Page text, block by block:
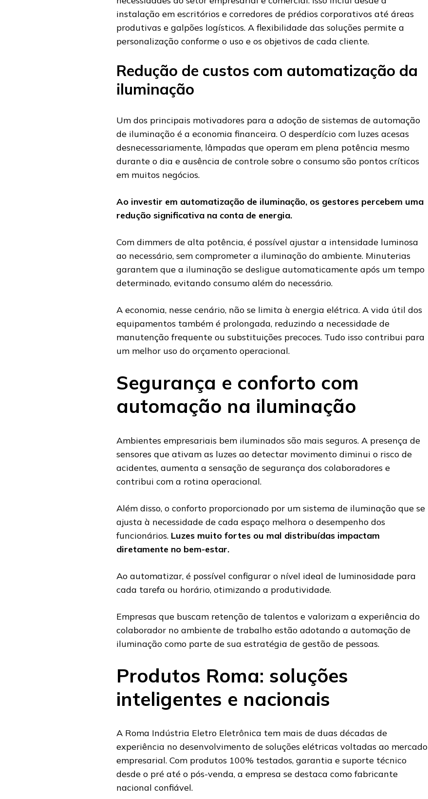
instalação em escritórios e corredores de prédios corporativos até áreas
produtivas e galpões logísticos. A flexibilidade das soluções permite a
personalização conforme o uso e os objetivos de cada cliente.
Redução de custos com automatização da
iluminação
Um dos principais motivadores para a adoção de sistemas de automação
de iluminação é a economia financeira. O desperdício com luzes acesas
desnecessariamente, lâmpadas que operam em plena potência mesmo
durante o dia e ausência de controle sobre o consumo são pontos críticos
em muitos negócios.
Ao investir em automatização de iluminação, os gestores percebem uma
redução significativa na conta de energia.
Com dimmers de alta potência, é possível ajustar a intensidade luminosa
ao necessário, sem comprometer a iluminação do ambiente. Minuterias
garantem que a iluminação se desligue automaticamente após um tempo
determinado, evitando consumo além do necessário.
A economia, nesse cenário, não se limita à energia elétrica. A vida útil dos
equipamentos também é prolongada, reduzindo a necessidade de
manutenção frequente ou substituições precoces. Tudo isso contribui para
um melhor uso do orçamento operacional.
Segurança e conforto com
automação na iluminação
Ambientes empresariais bem iluminados são mais seguros. A presença de
sensores que ativam as luzes ao detectar movimento diminui o risco de
acidentes, aumenta a sensação de segurança dos colaboradores e
contribui com a rotina operacional.
Além disso, o conforto proporcionado por um sistema de iluminação que se
ajusta à necessidade de cada espaço melhora o desempenho dos
funcionários. Luzes muito fortes ou mal distribuídas impactam
diretamente no bem-estar.
Ao automatizar, é possível configurar o nível ideal de luminosidade para
cada tarefa ou horário, otimizando a produtividade.
Empresas que buscam retenção de talentos e valorizam a experiência do
colaborador no ambiente de trabalho estão adotando a automação de
iluminação como parte de sua estratégia de gestão de pessoas.
Produtos Roma: soluções
inteligentes e nacionais
A Roma Indústria Eletro Eletrônica tem mais de duas décadas de
experiência no desenvolvimento de soluções elétricas voltadas ao mercado
empresarial. Com produtos 100% testados, garantia e suporte técnico
desde o pré até o pós-venda, a empresa se destaca como fabricante
nacional confiável.